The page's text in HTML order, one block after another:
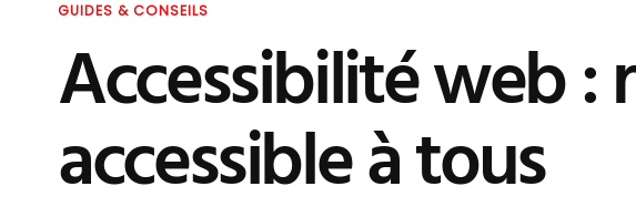
GUIDES & CONSEILS
Accessibilité web :
accessible à tous